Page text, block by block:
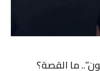
ما القصة؟